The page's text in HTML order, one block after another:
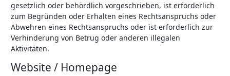
gesetzlich oder behördlich vorgeschrieben, ist erforderlich
zum Begründen oder Erhalten eines Rechtsanspruchs oder
Abwehren eines Rechtsanspruchs oder ist erforderlich zur
Verhinderung von Betrug oder anderen illegalen
Aktivitäten.
Website / Homepage